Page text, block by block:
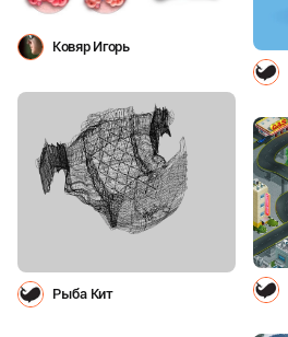
Ковяр Игорь
Рыба Кит